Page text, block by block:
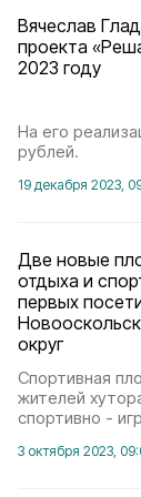
Вячеслав
проекта
2023 году
На его
рублей.
19 декабря 2023,
Две новые
отдыха и
первых
округ
Спортивная
жителей
спортивно -
3 октября 2023,